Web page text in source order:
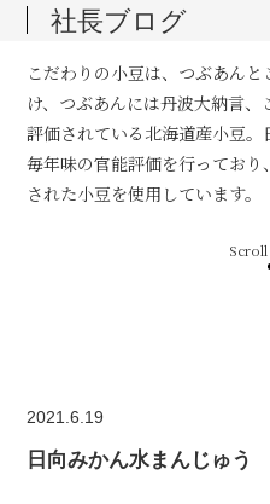
社長ブログ
こだわりの小豆は、つぶあん
け、つぶあんには丹波大納言
評価されている北海道産小豆
毎年味の官能評価を行ってお
された小豆を使用しています。
2021.6.19
日向みかん水まんじゅう